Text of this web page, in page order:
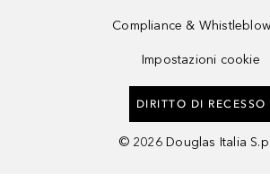
Compliance &
Impostazioni cookie
DIRITTO DI RECESSO
© 2026 Douglas Italia